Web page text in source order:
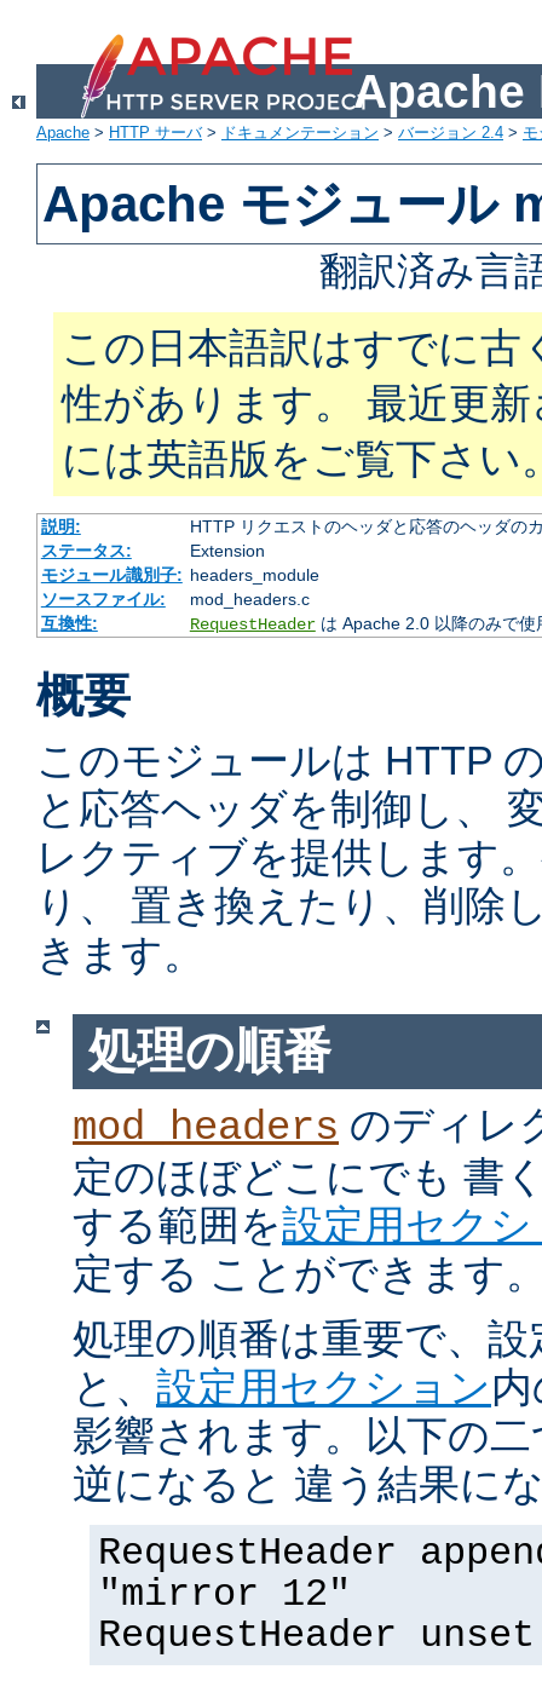
Apache
Apache > HTTP サーバ> ドキュメンテーション > バージョン 2.4 >
Apache モジュール
翻訳済み言
この日本語訳はすでに古
性があります。 最近更
には英語版をご覧下さい
説明:
HTTP リクエストのヘッダと応答のヘッダの
ステータス:
Extension
モジュール識別子: headers_module
ソースファイル:
mod_headers.c
互換性:
RequestHeaderは Apache 2.0 以降のみで使
概要
このモジュールは HTTP
と応答ヘッダを制御し、
レクティブを提供します
り、 置き換えたり、削除
きます。
処理の順番
mod_headers のディレ
定のほぼどこにでも 書
する範囲を設定用セク
定する ことができます
処理の順番は重要で、
と、 設定用セクション
影響されます。以下の
逆になると 違う結果に
RequestHeader
"mirror 12"
RequestHeader